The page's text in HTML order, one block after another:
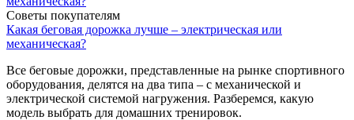
Советы покупателям
Какая беговая дорожка лучше – электрическая или
механическая?
Все беговые дорожки, представленные на рынке спортивного
оборудования, делятся на два типа – с механической и
электрической системой нагружения. Разберемся, какую
модель выбрать для домашних тренировок.